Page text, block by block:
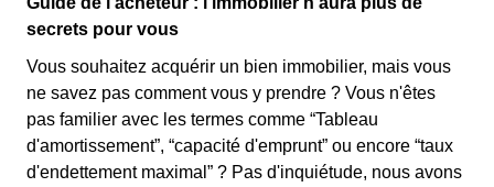
secrets pour vous
Vous souhaitez acquérir un bien immobilier, mais vous
ne savez pas comment vous y prendre ? Vous n'êtes
pas familier avec les termes comme “Tableau
d'amortissement”, “capacité d'emprunt” ou encore “taux
d'endettement maximal” ? Pas d'inquiétude, nous avons